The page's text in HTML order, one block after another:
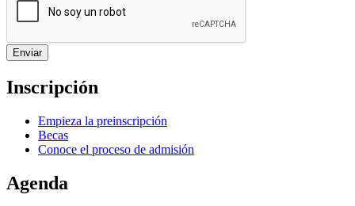
Inscripción
Empieza la preinscripción
Becas
Conoce el proceso de admisión
Agenda